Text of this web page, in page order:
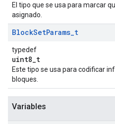
El tipo que se usa para marcar
asignado.
BlockSetParams_t
typedef
uint8_t
Este tipo se usa para codificar
bloques.
Variables